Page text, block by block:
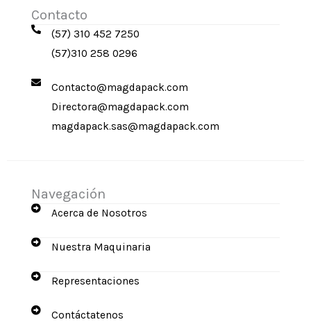
Contacto
(57) 310 452 7250
(57)310 258 0296
Contacto@magdapack.com
Directora@magdapack.com
magdapack.sas@magdapack.com
Navegación
Acerca de Nosotros
Nuestra Maquinaria
Representaciones
Contáctatenos